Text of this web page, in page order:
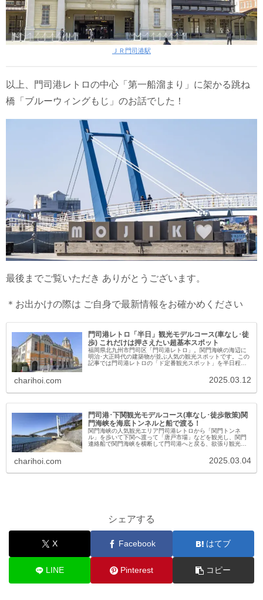
ＪＲ門司港駅
以上、門司港レトロの中心「第一船溜まり」に架かる跳ね
橋「ブルーウィングもじ」のお話でした！
最後までご覧いただき ありがとうございます。
＊お出かけの際は ご自身で最新情報をお確かめください
門司港レトロ「半日」観光モデルコース(車なし･徒
歩) これだけは押さえたい超基本スポット
福岡県北九州市門司区「門司港レトロ」。関門海峡の海辺に
明治･大正時代の建築物が並ぶ人気の観光スポットです。この
記事では門司港レトロの「ド定番観光スポット」を半日程度
charihoi.com 2025.03.12
門司港･下関観光モデルコース(車なし･徒歩散策)関
門海峡を海底トンネルと船で渡る！
関門海峡の人気観光エリア門司港レトロから「関門トンネ
ル」を歩いて下関へ渡って「唐戸市場」などを観光し、関門
連絡船で関門海峡を横断して門司港へと戻る、欲張り観光モ
charihoi.com 2025.03.04
シェアする
X Facebook はてブ
LINE Pinterest コピー